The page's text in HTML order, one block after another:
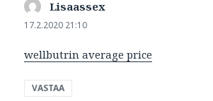
Lisaassex
17.2.2020 21:10
wellbutrin average price
VASTAA